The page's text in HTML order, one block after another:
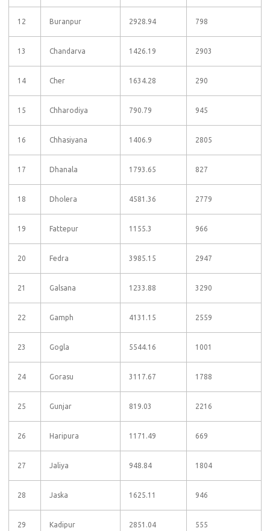
12 Buranpur 2928.94 798
13 Chandarva 1426.19 2903
14 Cher 1634.28 290
15 Chharodiya 790.79 945
16 Chhasiyana 1406.9 2805
17 Dhanala 1793.65 827
18 Dholera 4581.36 2779
19 Fattepur 1155.3 966
20 Fedra 3985.15 2947
21 Galsana 1233.88 3290
22 Gamph 4131.15 2559
23 Gogla 5544.16 1001
24 Gorasu 3117.67 1788
25 Gunjar 819.03 2216
26 Haripura 1171.49 669
27 Jaliya 948.84 1804
28 Jaska 1625.11 946
29 Kadipur 2851.04 555